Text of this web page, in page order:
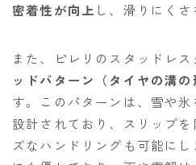
密着性が向上 し、滑りにくさ
また、ピレリのスタッドレス
ッドパターン（タイヤの溝の
す。このパターンは、雪や
設計されており、スリップ
ズなハンドリングも可能に